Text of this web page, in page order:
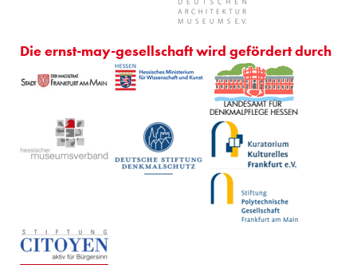
Die ernst-may-gesellschaft wird gefördert durch